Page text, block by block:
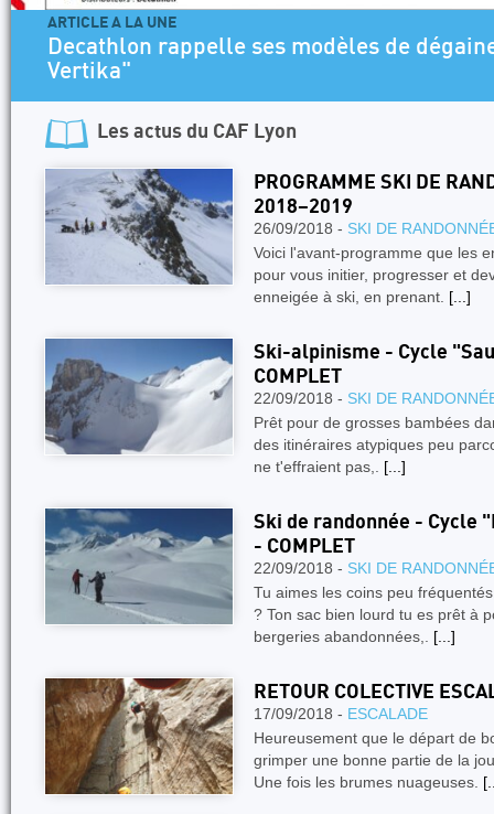
ARTICLE A LA UNE
Decathlon rappelle ses modèles de
Vertika"
Les actus du CAF Lyon
PROGRAMME SKI DE
2018–2019
26/09/2018 - SKI DE
Voici l'avant-programme que les
pour vous initier, progresser et
enneigée à ski, en prenant. [...]
Ski-alpinisme - Cycle
COMPLET
22/09/2018 - SKI DE
Prêt pour de grosses bambées
des itinéraires atypiques peu
ne t'effraient pas,. [...]
Ski de randonnée - Cycle
- COMPLET
22/09/2018 - SKI DE
Tu aimes les coins peu
? Ton sac bien lourd tu es prêt à
bergeries abandonnées,. [...]
RETOUR COLECTIVE
17/09/2018 - ESCALADE
Heureusement que le départ de
grimper une bonne partie de la
Une fois les brumes nuageuses.